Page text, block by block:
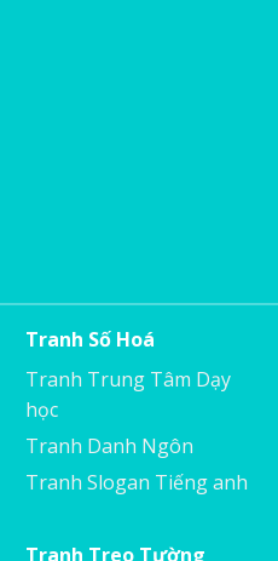
Tranh Số Hoá
Tranh Trung Tâm Dạy
học
Tranh Danh Ngôn
Tranh Slogan Tiếng anh
Tranh Treo Tường